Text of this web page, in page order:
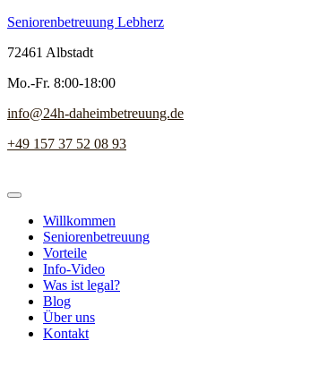
Seniorenbetreuung Lebherz
72461 Albstadt
Mo.-Fr. 8:00-18:00
info@24h-daheimbetreuung.de
+49 157 37 52 08 93
Willkommen
Seniorenbetreuung
Vorteile
Info-Video
Was ist legal?
Blog
Über uns
Kontakt